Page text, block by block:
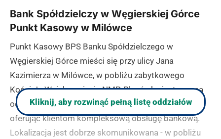
Bank Spółdzielczy w Węgierskiej Górce
Punkt Kasowy w Milówce
Punkt Kasowy BPS Banku Spółdzielczego w
Węgierskiej Górce mieści się przy ulicy Jana
Kazimierza w Milówce, w pobliżu zabytkowego
Kościoła Wniebowzięcia NMP. Placówka jest czynna
od poniedziałku do piątku w godzinach 10:00-16:00,
oferując klientom kompleksową obsługę bankową.
Lokalizacja jest dobrze skomunikowana - w pobliżu
Kliknij, aby rozwinąć pełną listę oddziałów